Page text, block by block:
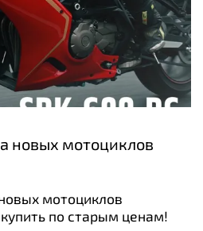
новых мотоциклов
мотоциклов
по старым ценам!